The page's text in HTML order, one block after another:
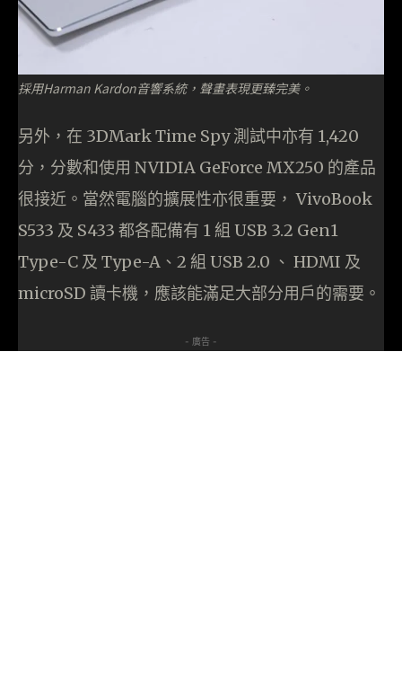
採用Harman Kardon音響系統，聲畫表現更臻完美。
另外，在 3DMark Time Spy 測試中亦有 1,420
分，分數和使用 NVIDIA GeForce MX250 的產品
很接近。當然電腦的擴展性亦很重要， VivoBook
S533 及 S433 都各配備有 1 組 USB 3.2 Gen1
Type-C 及 Type-A、2 組 USB 2.0 、 HDMI 及
microSD 讀卡機，應該能滿足大部分用戶的需要。
- 廣告 -